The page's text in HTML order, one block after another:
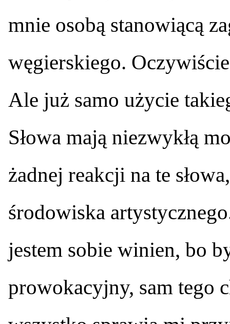
mnie osobą stanowiącą
węgierskiego.
Ale już samo użycie
Słowa mają niezwykłą
żadnej reakcji na te
środowiska
jestem sobie winien, bo
prowokacyjny, sam tego